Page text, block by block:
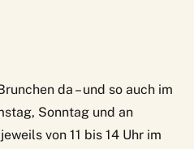
da – und so auch im
Sonntag und an
von 11 bis 14 Uhr im